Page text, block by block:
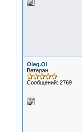
Oleg.Ol
Ветеран
Сообщений: 2769